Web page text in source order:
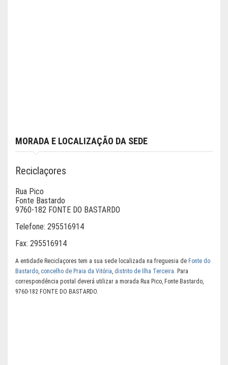
MORADA E LOCALIZAÇÃO DA SEDE
Reciclaçores
Rua Pico
Fonte Bastardo
9760-182 FONTE DO BASTARDO
Telefone: 295516914
Fax: 295516914
A entidade Reciclaçores tem a sua sede localizada na freguesia de Fonte do
Bastardo, concelho de Praia da Vitória, distrito de Ilha Terceira. Para
correspondência postal deverá utilizar a morada Rua Pico, Fonte Bastardo,
9760-182 FONTE DO BASTARDO.